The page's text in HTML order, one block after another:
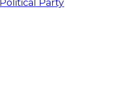
Political Party